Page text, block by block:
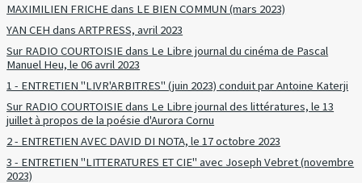
MAXIMILIEN FRICHE dans LE BIEN COMMUN (mars 2023)
YAN CEH dans ARTPRESS, avril 2023
Sur RADIO COURTOISIE dans Le Libre journal du cinéma de Pascal
Manuel Heu, le 06 avril 2023
1 - ENTRETIEN "LIVR'ARBITRES" (juin 2023) conduit par Antoine Katerji
Sur RADIO COURTOISIE dans Le Libre journal des littératures, le 13
juillet à propos de la poésie d'Aurora Cornu
2 - ENTRETIEN AVEC DAVID DI NOTA, le 17 octobre 2023
3 - ENTRETIEN "LITTERATURES ET CIE" avec Joseph Vebret (novembre
2023)